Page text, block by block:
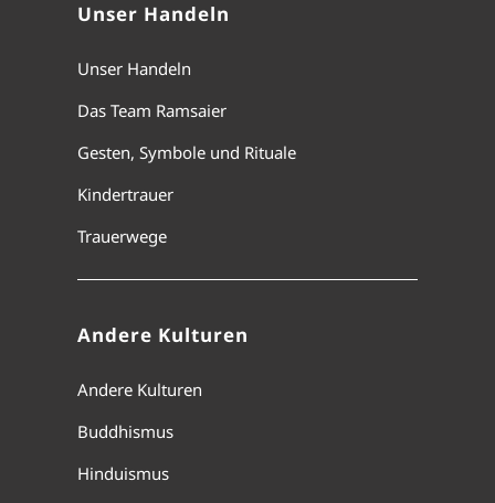
Unser Handeln
Unser Handeln
Das Team Ramsaier
Gesten, Symbole und Rituale
Kindertrauer
Trauerwege
Andere Kulturen
Andere Kulturen
Buddhismus
Hinduismus